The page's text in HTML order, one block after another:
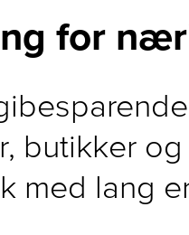
for
butikker
med lang